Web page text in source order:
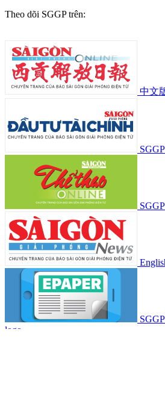
Theo dõi SGGP trên:
中文
logo